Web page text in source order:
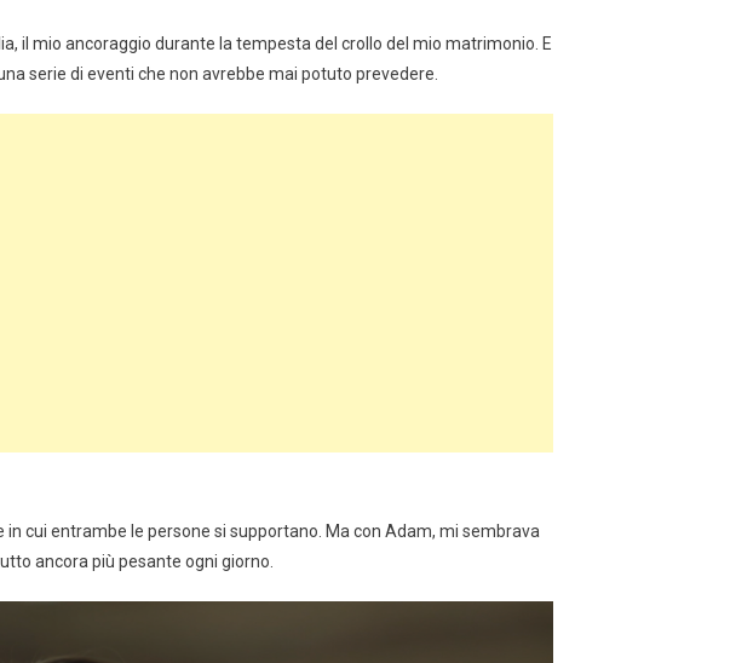
il mio ancoraggio durante la tempesta del crollo del mio matrimonio. E
serie di eventi che non avrebbe mai potuto prevedere.
cui entrambe le persone si supportano. Ma con Adam, mi sembrava
ancora più pesante ogni giorno.